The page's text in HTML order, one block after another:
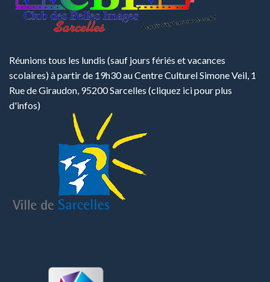
Réunions tous les lundis (sauf jours fériés et vacances
scolaires) à partir de 19h30 au Centre Culturel Simone Veil, 1
Rue de Giraudon, 95200 Sarcelles (cliquez ici pour plus
d'infos)